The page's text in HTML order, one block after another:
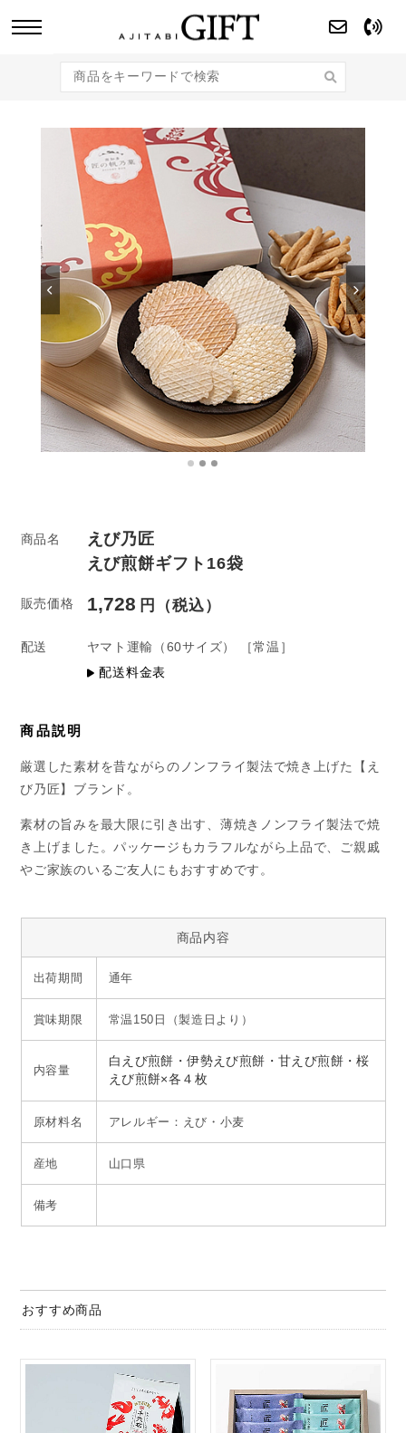
のギフト商品をご提案します。
商品名
えび乃匠
えび煎餅ギフト16袋
販売価格 1,728
配送 ヤマト運輸 （60サイズ）
［常温］
配送料金表
商品説明
厳選した素材を昔ながらのノンフライ製法で焼き上げた【え
び乃匠】ブランド。
素材の旨みを最大限に引き出す、薄焼きノンフライ製法で焼
き上げました。パッケージもカラフルながら上品で、ご親戚
やご家族のいるご友人にもおすすめです。
商品内容
出荷期間 通年
賞味期限 常温150日（製造日より）
内容量
白えび煎餅・伊勢えび煎餅・甘えび煎餅・桜
えび煎餅×各４枚
原材料名 アレルギー：えび・小麦
産地 山口県
備考
おすすめ商品